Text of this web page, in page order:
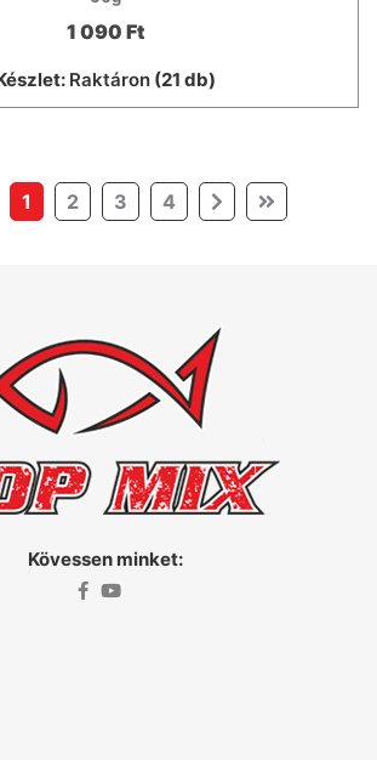
1 090 Ft
Raktáron (21 db)
1 (current)
2 3 4
Kövessen minket: